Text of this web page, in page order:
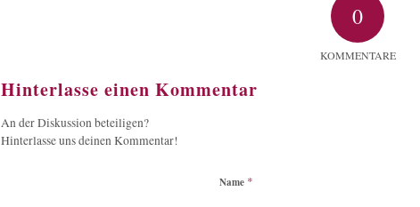
0
KOMMENTARE
Hinterlasse einen Kommentar
An der Diskussion beteiligen?
Hinterlasse uns deinen Kommentar!
Name *